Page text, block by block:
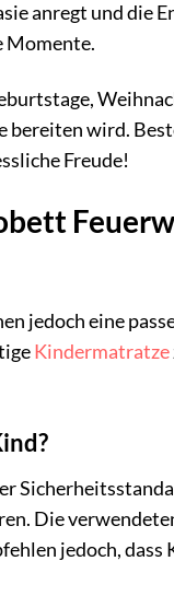
anregt und
Momente.
wird.
Freude!
jedoch eine
Kindermatratze
Die
jedoch,